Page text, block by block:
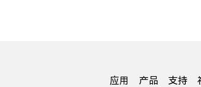
应用 产品 支持